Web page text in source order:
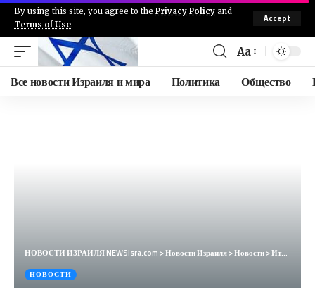
By using this site, you agree to the Privacy Policy and
Terms of Use.
Accept
Aa
Все новости Израиля и мира Политика Общество
НОВОСТИ ИЗРАИЛЯ NEWSisra.com >Новости Израиля>Новости>Итоги саммита НАТО для Киева, Орбан обсудил Украину с Трампом, Байдена могут призвать к отставке
НОВОСТИ